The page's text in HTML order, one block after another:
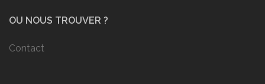
OU NOUS TROUVER ?
Contact